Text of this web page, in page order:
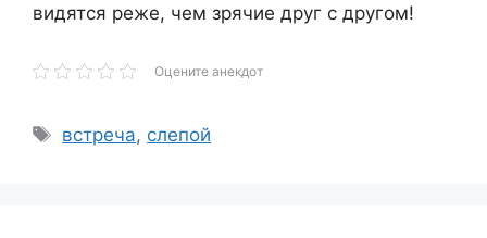
видятся реже, чем зрячие друг с другом!
Оцените анекдот
Метки
встреча, слепой